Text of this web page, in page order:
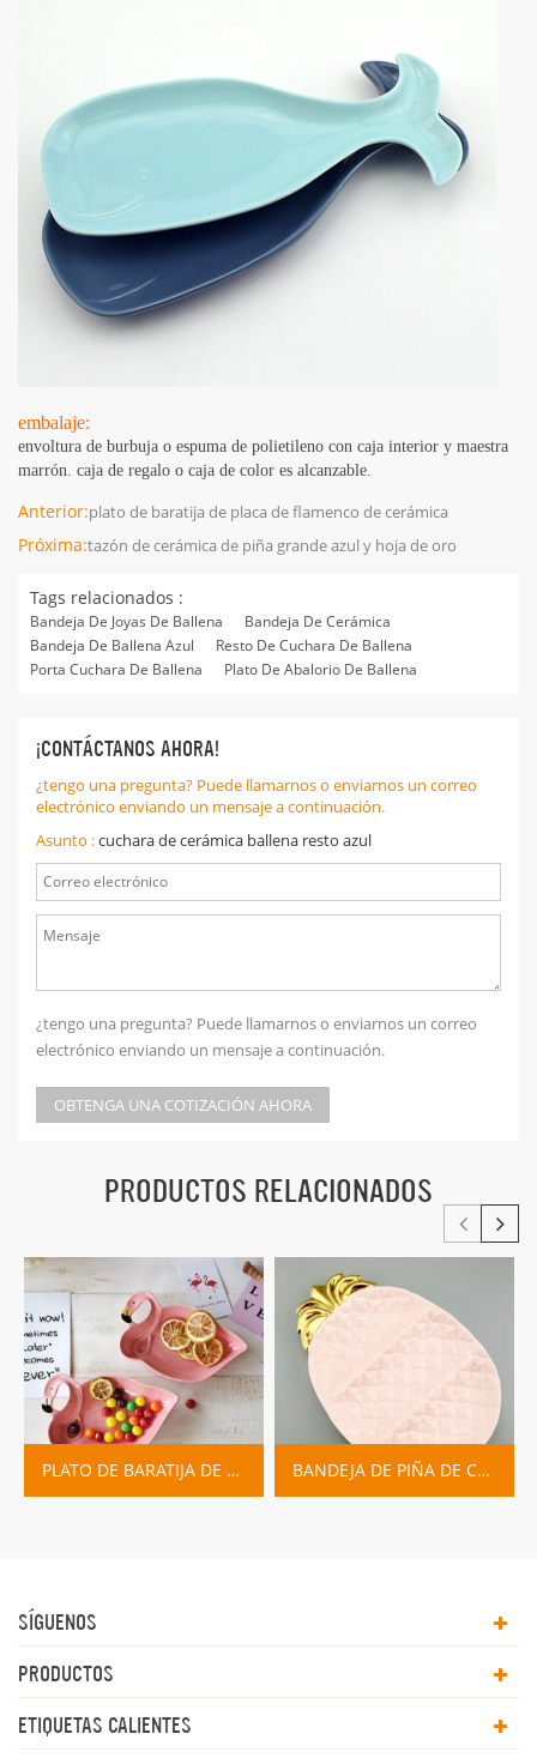
embalaje:
envoltura de burbuja o espuma de polietileno con caja interior y maestra
marrón. caja de regalo o caja de color es alcanzable.
Anterior:plato de baratija de placa de flamenco de cerámica
Próxima:tazón de cerámica de piña grande azul y hoja de oro
Tags relacionados :
Bandeja De Joyas De Ballena
Bandeja De Cerámica
Bandeja De Ballena Azul
Resto De Cuchara De Ballena
Porta Cuchara De Ballena
Plato De Abalorio De Ballena
¡CONTÁCTANOS AHORA!
¿tengo una pregunta? Puede llamarnos o enviarnos un correo
electrónico enviando un mensaje a continuación.
Asunto :cuchara de cerámica ballena resto azul
¿tengo una pregunta? Puede llamarnos o enviarnos un correo
electrónico enviando un mensaje a continuación.
OBTENGA UNA COTIZACIÓN AHORA
PRODUCTOS RELACIONADOS
PLATO DE BARATIJA DE PLACA DE FLAMENCO DE CERÁMICA BANDEJA DE PIÑA DE CERÁMICA ROSA AZUL
SÍGUENOS
PRODUCTOS
ETIQUETAS CALIENTES